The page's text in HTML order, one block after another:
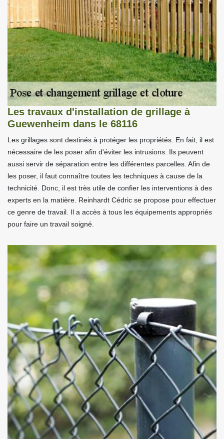
Les travaux d'installation de grillage à
Guewenheim dans le 68116
Les grillages sont destinés à protéger les propriétés. En fait, il est
nécessaire de les poser afin d'éviter les intrusions. Ils peuvent
aussi servir de séparation entre les différentes parcelles. Afin de
les poser, il faut connaître toutes les techniques à cause de la
technicité. Donc, il est très utile de confier les interventions à des
experts en la matière. Reinhardt Cédric se propose pour effectuer
ce genre de travail. Il a accès à tous les équipements appropriés
pour faire un travail soigné.